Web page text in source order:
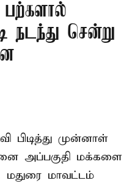
நடந்து சென்று
பிடித்து முன்னாள்
அப்பகுதி மக்களை
மதுரை மாவட்டம்